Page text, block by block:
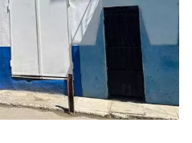
logístico del Amazon